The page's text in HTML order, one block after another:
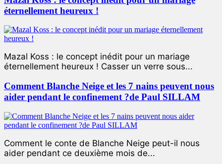
éternellement heureux !
Mazal Koss : le concept inédit pour un mariage
éternellement heureux ! Casser un verre sous...
Comment Blanche Neige et les 7 nains peuvent nous
aider pendant le confinement ?de Paul SILLAM
Comment le conte de Blanche Neige peut-il nous
aider pendant ce deuxième mois de...